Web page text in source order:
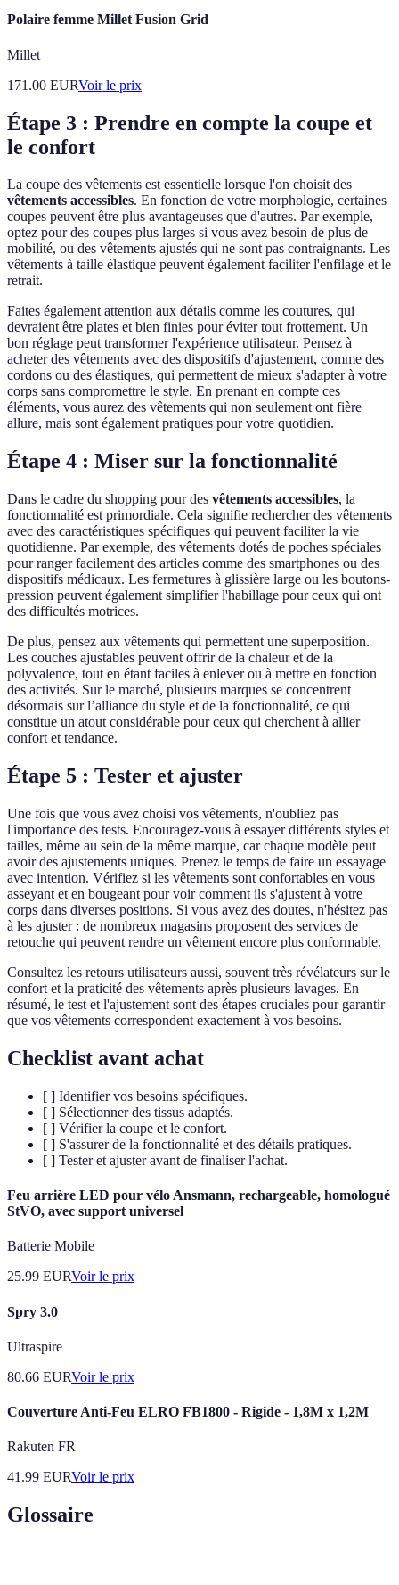
Polaire femme Millet Fusion Grid
Millet
171.00 EURVoir le prix
Étape 3 : Prendre en compte la coupe et
le confort
La coupe des vêtements est essentielle lorsque l'on choisit des
vêtements accessibles. En fonction de votre morphologie, certaines
coupes peuvent être plus avantageuses que d'autres. Par exemple,
optez pour des coupes plus larges si vous avez besoin de plus de
mobilité, ou des vêtements ajustés qui ne sont pas contraignants. Les
vêtements à taille élastique peuvent également faciliter l'enfilage et le
retrait.
Faites également attention aux détails comme les coutures, qui
devraient être plates et bien finies pour éviter tout frottement. Un
bon réglage peut transformer l'expérience utilisateur. Pensez à
acheter des vêtements avec des dispositifs d'ajustement, comme des
cordons ou des élastiques, qui permettent de mieux s'adapter à votre
corps sans compromettre le style. En prenant en compte ces
éléments, vous aurez des vêtements qui non seulement ont fière
allure, mais sont également pratiques pour votre quotidien.
Étape 4 : Miser sur la fonctionnalité
Dans le cadre du shopping pour des vêtements accessibles, la
fonctionnalité est primordiale. Cela signifie rechercher des vêtements
avec des caractéristiques spécifiques qui peuvent faciliter la vie
quotidienne. Par exemple, des vêtements dotés de poches spéciales
pour ranger facilement des articles comme des smartphones ou des
dispositifs médicaux. Les fermetures à glissière large ou les boutons-
pression peuvent également simplifier l'habillage pour ceux qui ont
des difficultés motrices.
De plus, pensez aux vêtements qui permettent une superposition.
Les couches ajustables peuvent offrir de la chaleur et de la
polyvalence, tout en étant faciles à enlever ou à mettre en fonction
des activités. Sur le marché, plusieurs marques se concentrent
désormais sur l’alliance du style et de la fonctionnalité, ce qui
constitue un atout considérable pour ceux qui cherchent à allier
confort et tendance.
Étape 5 : Tester et ajuster
Une fois que vous avez choisi vos vêtements, n'oubliez pas
l'importance des tests. Encouragez-vous à essayer différents styles et
tailles, même au sein de la même marque, car chaque modèle peut
avoir des ajustements uniques. Prenez le temps de faire un essayage
avec intention. Vérifiez si les vêtements sont confortables en vous
asseyant et en bougeant pour voir comment ils s'ajustent à votre
corps dans diverses positions. Si vous avez des doutes, n'hésitez pas
à les ajuster : de nombreux magasins proposent des services de
retouche qui peuvent rendre un vêtement encore plus conformable.
Consultez les retours utilisateurs aussi, souvent très révélateurs sur le
confort et la praticité des vêtements après plusieurs lavages. En
résumé, le test et l'ajustement sont des étapes cruciales pour garantir
que vos vêtements correspondent exactement à vos besoins.
Checklist avant achat
[ ] Identifier vos besoins spécifiques.
[ ] Sélectionner des tissus adaptés.
[ ] Vérifier la coupe et le confort.
[ ] S'assurer de la fonctionnalité et des détails pratiques.
[ ] Tester et ajuster avant de finaliser l'achat.
Feu arrière LED pour vélo Ansmann, rechargeable, homologué
StVO, avec support universel
Batterie Mobile
25.99 EURVoir le prix
Spry 3.0
Ultraspire
80.66 EURVoir le prix
Couverture Anti-Feu ELRO FB1800 - Rigide - 1,8M x 1,2M
Rakuten FR
41.99 EURVoir le prix
Glossaire